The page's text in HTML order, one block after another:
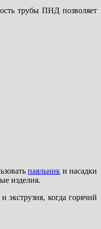
трубы ПНД позволяет
паяльник и насадки
изделия.
экструзия, когда горячий